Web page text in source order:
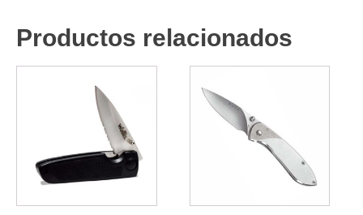
Productos relacionados